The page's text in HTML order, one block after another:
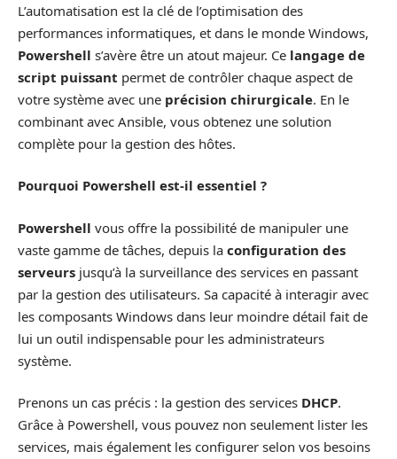
L’automatisation est la clé de l’optimisation des
performances informatiques, et dans le monde Windows,
Powershell s’avère être un atout majeur. Ce langage de
script puissant permet de contrôler chaque aspect de
votre système avec une précision chirurgicale. En le
combinant avec Ansible, vous obtenez une solution
complète pour la gestion des hôtes.
Pourquoi Powershell est-il essentiel ?
Powershell vous offre la possibilité de manipuler une
vaste gamme de tâches, depuis la configuration des
serveurs jusqu’à la surveillance des services en passant
par la gestion des utilisateurs. Sa capacité à interagir avec
les composants Windows dans leur moindre détail fait de
lui un outil indispensable pour les administrateurs
système.
Prenons un cas précis : la gestion des services DHCP.
Grâce à Powershell, vous pouvez non seulement lister les
services, mais également les configurer selon vos besoins